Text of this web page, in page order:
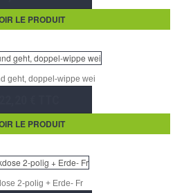
LE PRODUIT
geht, doppel-wippe wei
LE PRODUIT
2-polig + Erde- Fr